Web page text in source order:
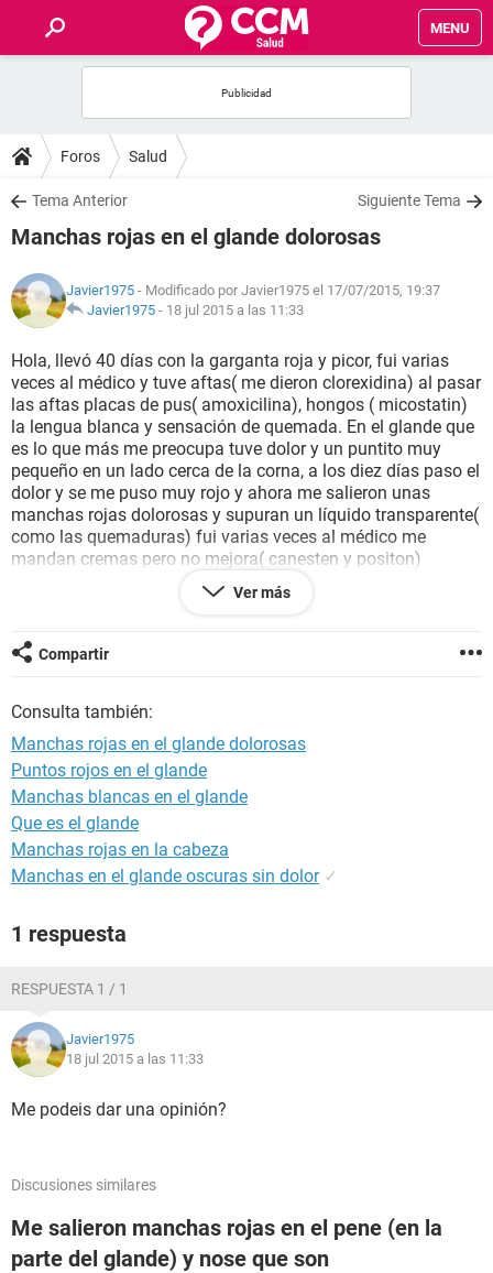
MENU
FOROS
SALUD
NUTRICIÓN
BIENESTAR
SEXUALIDAD
GLOSARIO
Foros Salud
Tema Anterior Siguiente Tema
Manchas rojas en el glande dolorosas
Javier1975 - Modificado por Javier1975 el 17/07/2015, 19:37
Javier1975 - 18 jul 2015 a las 11:33
Hola, llevó 40 días con la garganta roja y picor, fui varias
veces al médico y tuve aftas( me dieron clorexidina) al pasar
las aftas placas de pus( amoxicilina), hongos ( micostatin)
la lengua blanca y sensación de quemada. En el glande que
es lo que más me preocupa tuve dolor y un puntito muy
pequeño en un lado cerca de la corna, a los diez días paso el
dolor y se me puso muy rojo y ahora me salieron unas
manchas rojas dolorosas y supuran un líquido transparente(
como las quemaduras) fui varias veces al médico me
mandan cremas pero no mejora( canesten y positon)
alguien podría ayudarme que podría ser. Me hice una
analítica con serología y todo esta bien, la serología
Ver más
Compartir
Consulta también:
Manchas rojas en el glande dolorosas
Puntos rojos en el glande
Manchas blancas en el glande
Que es el glande
Manchas rojas en la cabeza
Manchas en el glande oscuras sin dolor ✓
1 respuesta
RESPUESTA 1 / 1
Javier1975
18 jul 2015 a las 11:33
Me podeis dar una opinión?
Discusiones similares
Me salieron manchas rojas en el pene (en la
parte del glande) y nose que son